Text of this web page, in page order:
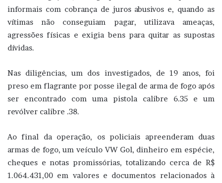
informais com cobrança de juros abusivos e, quando as
vítimas não conseguiam pagar, utilizava ameaças,
agressões físicas e exigia bens para quitar as supostas
dívidas.
Nas diligências, um dos investigados, de 19 anos, foi
preso em flagrante por posse ilegal de arma de fogo após
ser encontrado com uma pistola calibre 6.35 e um
revólver calibre .38.
Ao final da operação, os policiais apreenderam duas
armas de fogo, um veículo VW Gol, dinheiro em espécie,
cheques e notas promissórias, totalizando cerca de R$
1.064.431,00 em valores e documentos relacionados à